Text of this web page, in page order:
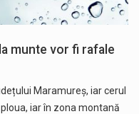
munte vor fi rafale
Maramureș, iar cerul
iar în zona montană